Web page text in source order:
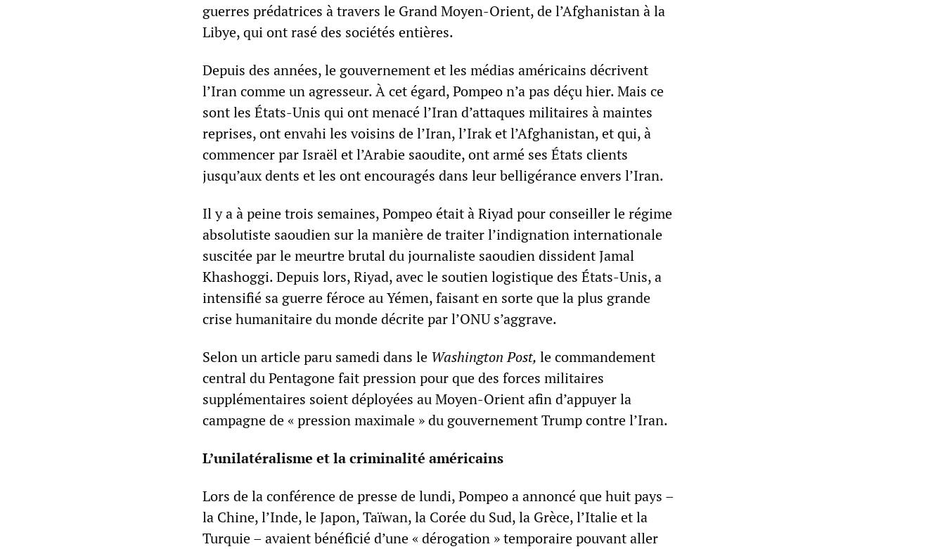
guerres prédatrices à travers le Grand Moyen-Orient, de l’Afghanistan à la
Libye, qui ont rasé des sociétés entières.
Depuis des années, le gouvernement et les médias américains décrivent
l’Iran comme un agresseur. À cet égard, Pompeo n’a pas déçu hier. Mais ce
sont les États-Unis qui ont menacé l’Iran d’attaques militaires à maintes
reprises, ont envahi les voisins de l’Iran, l’Irak et l’Afghanistan, et qui, à
commencer par Israël et l’Arabie saoudite, ont armé ses États clients
jusqu’aux dents et les ont encouragés dans leur belligérance envers l’Iran.
Il y a à peine trois semaines, Pompeo était à Riyad pour conseiller le régime
absolutiste saoudien sur la manière de traiter l’indignation internationale
suscitée par le meurtre brutal du journaliste saoudien dissident Jamal
Khashoggi. Depuis lors, Riyad, avec le soutien logistique des États-Unis, a
intensifié sa guerre féroce au Yémen, faisant en sorte que la plus grande
crise humanitaire du monde décrite par l’ONU s’aggrave.
Selon un article paru samedi dans le Washington Post, le commandement
central du Pentagone fait pression pour que des forces militaires
supplémentaires soient déployées au Moyen-Orient afin d’appuyer la
campagne de « pression maximale » du gouvernement Trump contre l’Iran.
L’unilatéralisme et la criminalité américains
Lors de la conférence de presse de lundi, Pompeo a annoncé que huit pays –
la Chine, l’Inde, le Japon, Taïwan, la Corée du Sud, la Grèce, l’Italie et la
Turquie – avaient bénéficié d’une « dérogation » temporaire pouvant aller